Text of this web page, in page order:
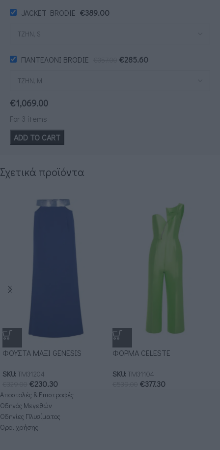
JACKET BRODIE €389.00
ΠΑΝΤΕΛΟΝΙ BRODIE €285.60
€1,069.00
For 3 items
ADD TO CART
Σχετικά προϊόντα
ΦΟΥΣΤΑ MΑΞΙ GENESIS
SKU:ΤΜ31204
€230.30
ΦΟΡΜΑ CELESTE
SKU:ΤΜ31104
€377.30
Αποστολές & Επιστροφές
Οδηγός Μεγεθών
Οδηγίες Πλυσίματος
Όροι χρήσης